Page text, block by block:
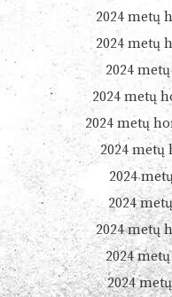
2024 metų
2024 metų
2024
2024 metų
2024 metų
2024 metų
2024
2024
2024 metų
2024
2024